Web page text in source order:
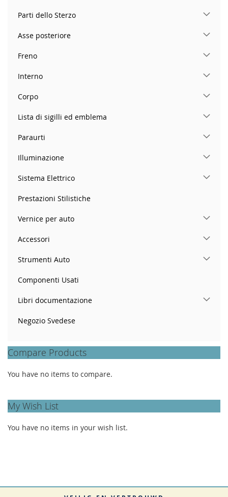
Parti dello Sterzo
Asse posteriore
Freno
Interno
Corpo
Lista di sigilli ed emblema
Paraurti
Illuminazione
Sistema Elettrico
Prestazioni Stilistiche
Vernice per auto
Accessori
Strumenti Auto
Componenti Usati
Libri documentazione
Negozio Svedese
Compare Products
You have no items to compare.
My Wish List
You have no items in your wish list.